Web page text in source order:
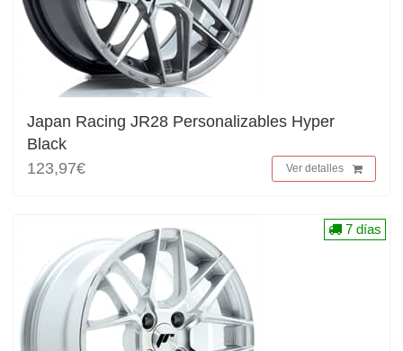
Japan Racing JR28 Personalizables Hyper
Black
123,97€
Ver detalles
7 días